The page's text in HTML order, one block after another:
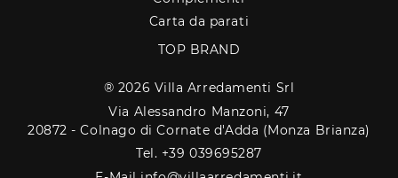
Carta da parati
TOP BRAND
® 2026 Villa Arredamenti Srl
Via Alessandro Manzoni, 47
20872 - Colnago di Cornate d'Adda (Monza Brianza)
Tel. +39 039695287